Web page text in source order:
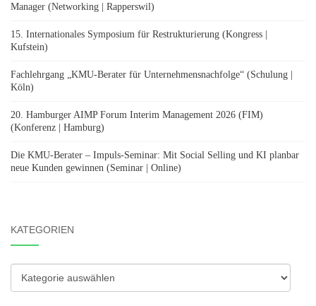
Manager (Networking | Rapperswil)
15. Internationales Symposium für Restrukturierung (Kongress |
Kufstein)
Fachlehrgang „KMU-Berater für Unternehmensnachfolge“ (Schulung |
Köln)
20. Hamburger AIMP Forum Interim Management 2026 (FIM)
(Konferenz | Hamburg)
Die KMU-Berater – Impuls-Seminar: Mit Social Selling und KI planbar
neue Kunden gewinnen (Seminar | Online)
KATEGORIEN
Kategorien